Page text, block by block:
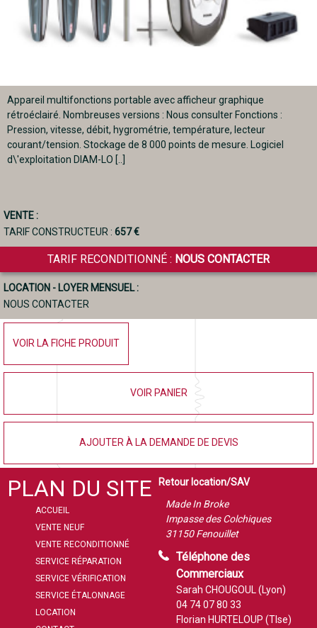
Appareil multifonctions portable avec afficheur graphique
rétroéclairé. Nombreuses versions : Nous consulter Fonctions :
Pression, vitesse, débit, hygrométrie, température, lecteur
courant/tension. Stockage de 8 000 points de mesure. Logiciel
d\'exploitation DIAM-LO [..]
VENTE :
TARIF CONSTRUCTEUR : 657 €
TARIF RECONDITIONNÉ : NOUS CONTACTER
LOCATION - LOYER MENSUEL :
NOUS CONTACTER
VOIR LA FICHE PRODUIT
VOIR PANIER
AJOUTER À LA DEMANDE DE DEVIS
PLAN DU SITE
ACCUEIL
VENTE NEUF
VENTE RECONDITIONNÉ
SERVICE RÉPARATION
SERVICE VÉRIFICATION
SERVICE ÉTALONNAGE
LOCATION
Retour location/SAV
Made In Broke
Impasse des Colchiques
31150 Fenouillet
Téléphone des
Commerciaux
Sarah CHOUGOUL (Lyon)
04 74 07 80 33
Florian HURTELOUP (Tlse)